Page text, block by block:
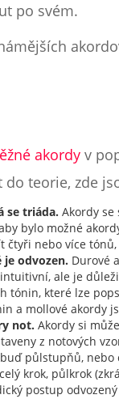
po svém.
akordy v
teorie, zde
se triáda. Akordy
bylo možné
nebo více
odvozen. Durové
ale je
tónin, které lze
a mollové akordy
not. Akordy si
z notových
půlstupňů,
krok, půlkrok
postup